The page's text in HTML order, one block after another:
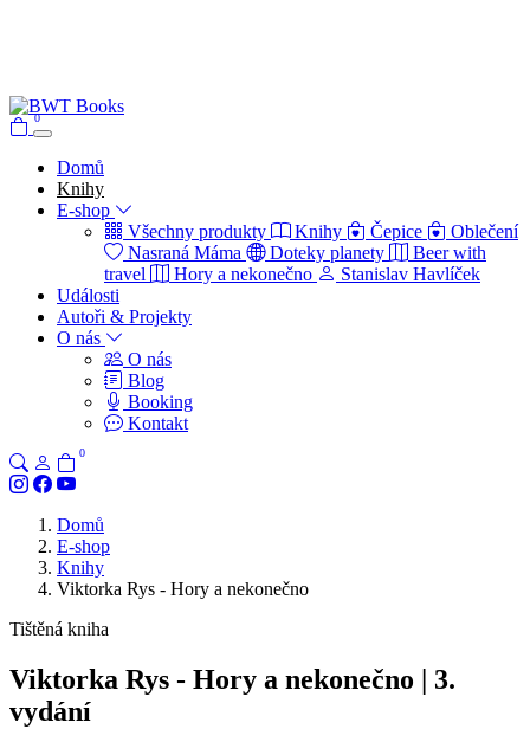
0
Domů
Knihy
E-shop
Všechny produkty
Knihy Čepice
Oblečení
Nasraná Máma
Doteky planety
Beer with
travel
Hory a nekonečno
Stanislav Havlíček
Události
Autoři & Projekty
O nás
O nás
Blog
Booking
Kontakt
0
Domů
E-shop
Knihy
Viktorka Rys - Hory a nekonečno
Tištěná kniha
Viktorka Rys - Hory a nekonečno | 3.
vydání